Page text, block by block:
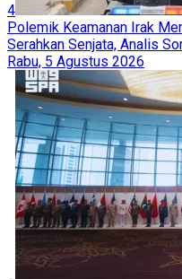
4
Polemik Keamanan Irak
Serahkan Senjata, Analis
Rabu, 5 Agustus 2026